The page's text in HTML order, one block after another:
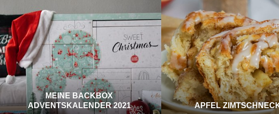
MEINE BACKBOX
ADVENTSKALENDER 2021
APFEL